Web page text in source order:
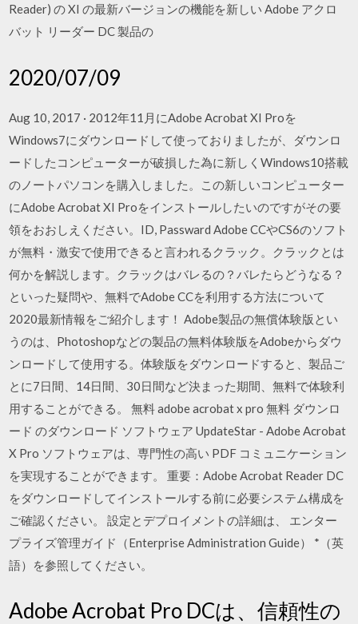
Reader) の XI の最新バージョンの機能を新しい Adobe アクロ
バット リーダー DC 製品の
2020/07/09
Aug 10, 2017 · 2012年11月にAdobe Acrobat XI Proを
Windows7にダウンロードして使っておりましたが、ダウンロ
ードしたコンピューターが破損した為に新しくWindows10搭載
のノートパソコンを購入しました。この新しいコンピューター
にAdobe Acrobat XI Proをインストールしたいのですがその要
領をおおしえください。ID, Passward Adobe CCやCS6のソフト
が無料・激安で使用できると言われるクラック。クラックとは
何かを解説します。クラックはバレるの？バレたらどうなる？
といった疑問や、無料でAdobe CCを利用する方法について
2020最新情報をご紹介します！ Adobe製品の無償体験版とい
うのは、Photoshopなどの製品の無料体験版をAdobeからダウ
ンロードして使用する。体験版をダウンロードすると、製品ご
とに7日間、14日間、30日間など決まった期間、無料で体験利
用することができる。 無料 adobe acrobat x pro 無料 ダウンロ
ード のダウンロード ソフトウェア UpdateStar - Adobe Acrobat
X Pro ソフトウェアは、専門性の高い PDF コミュニケーション
を実現することができます。 重要：Adobe Acrobat Reader DC
をダウンロードしてインストールする前に必要システム構成を
ご確認ください。 設定とデプロイメントの詳細は、 エンター
プライズ管理ガイド（Enterprise Administration Guide） *（英
語）を参照してください。
Adobe Acrobat Pro DCは、信頼性の